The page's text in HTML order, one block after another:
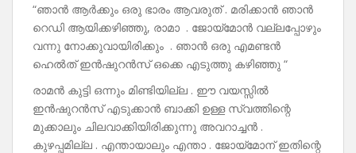
“ഞാൻ ആർക്കും ഒരു ഭാരം ആവരുത് . മരിക്കാൻ ഞാൻ
റെഡി ആയിക്കഴിഞ്ഞു, രാമാ . ജോയ്മോൻ വല്ലപ്പോഴും
വന്നു നോക്കുവായിരിക്കും . ഞാൻ ഒരു എമണ്ടൻ
ഹെൽത് ഇൻഷുറൻസ് ഒക്കെ എടുത്തു കഴിഞ്ഞു “
രാമൻ കുട്ടി ഒന്നും മിണ്ടിയില്ല . ഈ വയസ്സിൽ
ഇൻഷുറൻസ് എടുക്കാൻ ബാക്കി ഉള്ള സ്വത്തിന്റെ
മുക്കാലും ചിലവാക്കിയിരിക്കുന്നു അവറാച്ചൻ .
കുഴപ്പമില്ല . എന്തായാലും എന്താ . ജോയ്മോന് ഇതിന്റെ